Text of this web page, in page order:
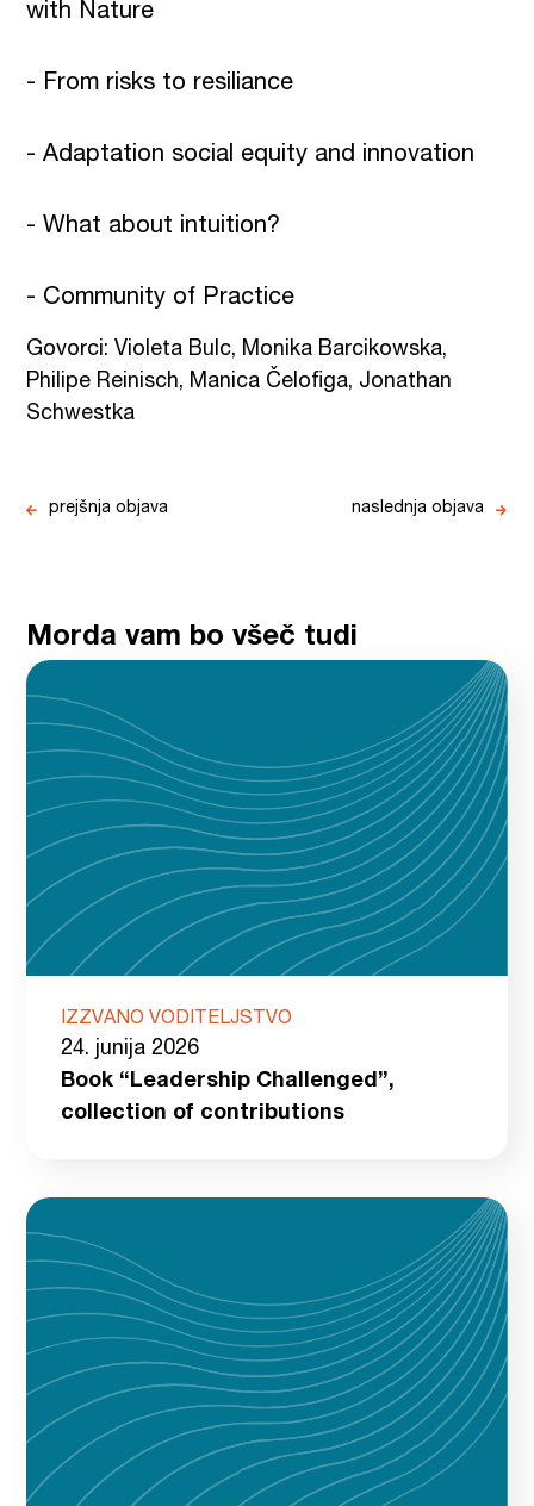
with Nature
- From risks to resiliance
- Adaptation social equity and innovation
- What about intuition?
- Community of Practice
Govorci: Violeta Bulc, Monika Barcikowska,
Philipe Reinisch, Manica Čelofiga, Jonathan
Schwestka
prejšnja objava naslednja objava
Morda vam bo všeč tudi
IZZVANO VODITELJSTVO
24. junija 2026
Book “Leadership Challenged”,
collection of contributions